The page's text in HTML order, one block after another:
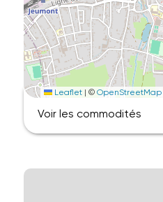
Leaflet | ©OpenStreetMap
Voir les commodités